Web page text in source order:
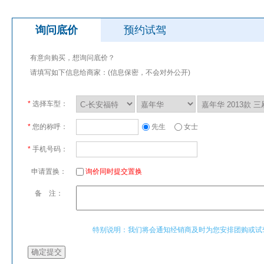
询问底价 预约试驾
有意向购买，想询问底价？
请填写如下信息给商家：(信息保密，不会对外公开)
* 选择车型：
* 您的称呼： 先生 女士
* 手机号码：
申请置换： 询价同时提交置换
备 注：
特别说明：我们将会通知经销商及时为您安排团购或试